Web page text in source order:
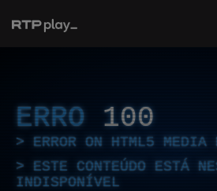
ERRO 100
ERROR ON HTML5 MEDIA
ESTE CONTEÚDO ESTÁ
INDISPONÍVEL